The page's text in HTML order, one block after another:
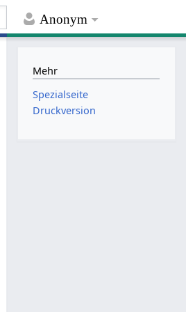
Anonym
Mehr
Spezialseite
Druckversion